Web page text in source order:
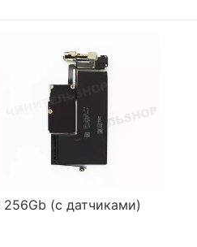
256Gb (с датчиками)